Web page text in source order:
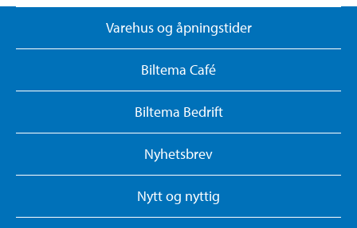
Varehus og åpningstider
Biltema Café
Biltema Bedrift
Nyhetsbrev
Nytt og nyttig